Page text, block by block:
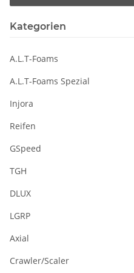
Kategorien
A.L.T-Foams
A.L.T-Foams Spezial
Injora
Reifen
GSpeed
TGH
DLUX
LGRP
Axial
Crawler/Scaler